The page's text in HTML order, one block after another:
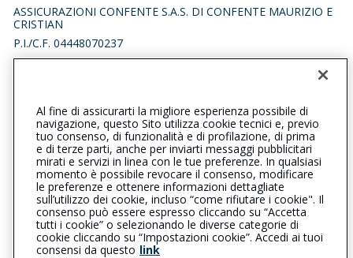
ASSICURAZIONI CONFENTE S.A.S. DI CONFENTE MAURIZIO E
CRISTIAN
P.I./C.F. 04448070237
VIA DANTE 41/A, 37032 MONTEFORTE D' ALPONE (VR)
0456101945 0456101945
montefortedalpone@cattolica.it
confentesas@legalmail.it
L’intermediario è soggetto al controllo dell’IVASS. Consulta il
Registro RUI al seguentelink
Al fine di assicurarti la migliore esperienza possibile di
navigazione, questo Sito utilizza cookie tecnici e, previo
tuo consenso, di funzionalità e di profilazione, di prima
e di terze parti, anche per inviarti messaggi pubblicitari
mirati e servizi in linea con le tue preferenze. In qualsiasi
momento è possibile revocare il consenso, modificare
le preferenze e ottenere informazioni dettagliate
sull’utilizzo dei cookie, incluso “come rifiutare i cookie". Il
consenso può essere espresso cliccando su “Accetta
tutti i cookie” o selezionando le diverse categorie di
cookie cliccando su “Impostazioni cookie”. Accedi ai tuoi
consensi da questo link